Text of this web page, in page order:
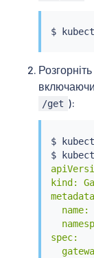
$
/get ):
$
$
kind:
name:
spec: